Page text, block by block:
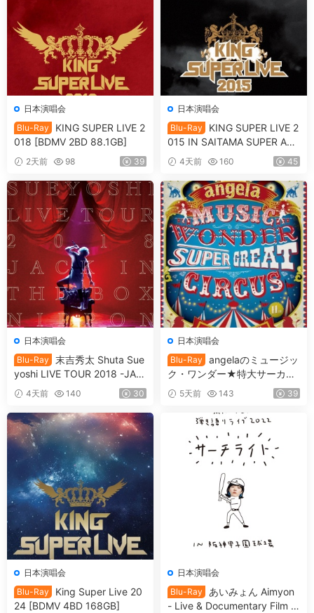
日本演唱会
Blu-Ray
KING SUPER LIVE 2
018 [BDMV 2BD 88.1GB]
2天前 98 39
日本演唱会
Blu-Ray
KING SUPER LIVE 2
015 IN SAITAMA SUPER ARE
NA [BDMV 90.9GB]
4天前 160 45
日本演唱会
Blu-Ray
末吉秀太 Shuta Sue
yoshi LIVE TOUR 2018 -JAC
K IN THE BOX -NIPPON BU
DOKAN [BDMV 36.7GB]
4天前 140 30
日本演唱会
Blu-Ray
angelaのミュージッ
ク・ワンダー★特大サーカス
in 日本武道館 ～僕等は目指し
たShangri-La～ 2017 [BDMV
2BD 78.1GB]
5天前 143 39
日本演唱会
Blu-Ray
King Super Live 20
24 [BDMV 4BD 168GB]
日本演唱会
Blu-Ray
あいみょん Aimyon
- Live & Documentary Film AI